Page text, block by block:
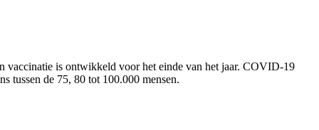
vaccinatie is ontwikkeld voor het einde van het jaar. COVID-19
tussen de 75, 80 tot 100.000 mensen.